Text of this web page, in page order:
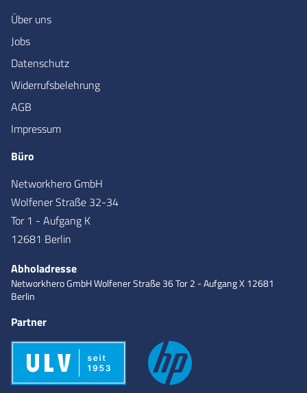
Über uns
Jobs
Datenschutz
Widerrufsbelehrung
AGB
Impressum
Büro
Networkhero GmbH
Wolfener Straße 32-34
Tor 1 - Aufgang K
12681 Berlin
Abholadresse
Networkhero GmbHWolfener Straße 36Tor 2 - Aufgang X12681
Berlin
Partner